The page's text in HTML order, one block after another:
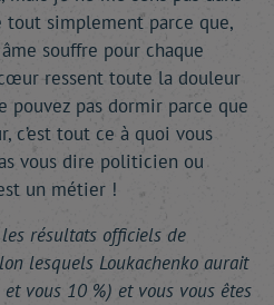
tout simplement parce que,
souffre pour chaque
ressent toute la douleur
pouvez pas dormir parce que
c’est tout ce à quoi vous
vous dire politicien ou
un métier !
les résultats officiels de
lesquels Loukachenko aurait
vous 10 %) et vous vous êtes